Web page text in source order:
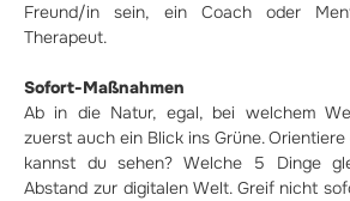
Freund/in sein, ein Coach oder
Therapeut.
Sofort-Maßnahmen
Ab in die Natur, egal, bei welchem
zuerst auch ein Blick ins Grüne.
kannst du sehen? Welche 5 Dinge
Abstand zur digitalen Welt. Greif nicht